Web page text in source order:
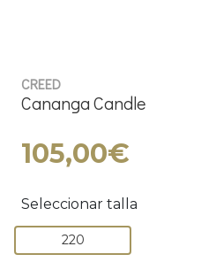
CREED
Cananga Candle
105,00€
Seleccionar talla
220